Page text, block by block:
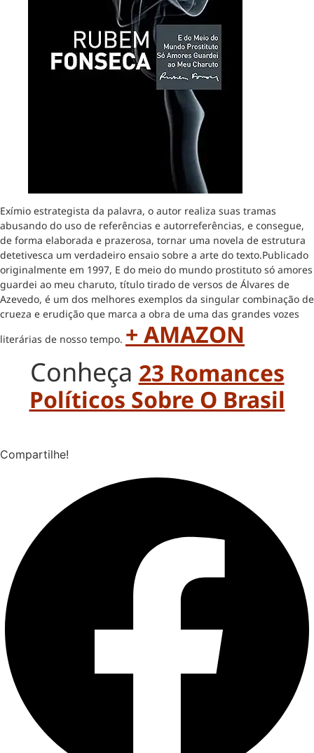
Exímio estrategista da palavra, o autor realiza suas tramas
abusando do uso de referências e autorreferências, e consegue,
de forma elaborada e prazerosa, tornar uma novela de estrutura
detetivesca um verdadeiro ensaio sobre a arte do texto.Publicado
originalmente em 1997, E do meio do mundo prostituto só amores
guardei ao meu charuto, título tirado de versos de Álvares de
Azevedo, é um dos melhores exemplos da singular combinação de
crueza e erudição que marca a obra de uma das grandes vozes
literárias de nosso tempo. + AMAZON
Conheça 23 Romances
Políticos Sobre O Brasil
Compartilhe!